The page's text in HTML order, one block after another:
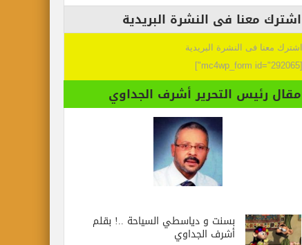
اشترك معنا فى النشرة البريدية
اشترك معنا فى النشرة البريدية
[mc4wp_form id="292065"]
مقال رئيس التحرير أشرف الجداوي
بسنت و دياسطي السياحة ..! بقلم
أشرف الجداوي